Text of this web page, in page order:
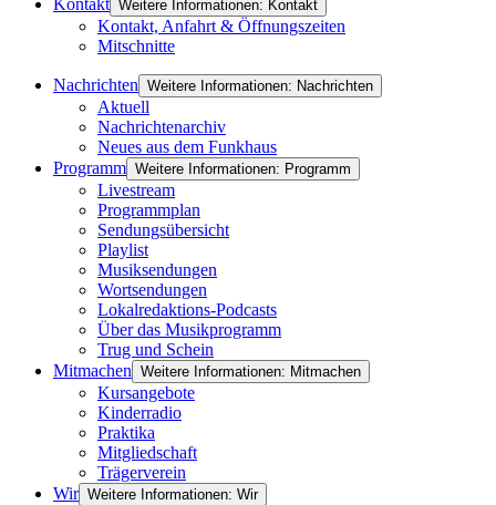
Kontakt Weitere Informationen: Kontakt
Kontakt, Anfahrt & Öffnungszeiten
Mitschnitte
Nachrichten Weitere Informationen: Nachrichten
Aktuell
Nachrichtenarchiv
Neues aus dem Funkhaus
Programm Weitere Informationen: Programm
Livestream
Programmplan
Sendungsübersicht
Playlist
Musiksendungen
Wortsendungen
Lokalredaktions-Podcasts
Über das Musikprogramm
Trug und Schein
Mitmachen Weitere Informationen: Mitmachen
Kursangebote
Kinderradio
Praktika
Mitgliedschaft
Trägerverein
Wir Weitere Informationen: Wir